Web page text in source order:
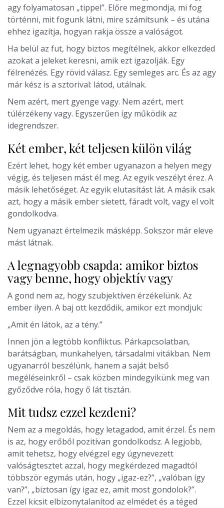
agy folyamatosan „tippel”. Előre megmondja, mi fog
történni, mit fogunk látni, mire számítsunk – és utána
ehhez igazítja, hogyan rakja össze a valóságot.
Ha belül az fut, hogy biztos megítélnek, akkor elkezded
azokat a jeleket keresni, amik ezt igazolják. Egy
félrenézés. Egy rövid válasz. Egy semleges arc. És az agy
már kész is a sztorival: látod, utálnak.
Nem azért, mert gyenge vagy. Nem azért, mert
túlérzékeny vagy. Egyszerűen így működik az
idegrendszer.
Két ember, két teljesen külön világ
Ezért lehet, hogy két ember ugyanazon a helyen megy
végig, és teljesen mást él meg. Az egyik veszélyt érez. A
másik lehetőséget. Az egyik elutasítást lát. A másik csak
azt, hogy a másik ember sietett, fáradt volt, vagy el volt
gondolkodva.
Nem ugyanazt értelmezik másképp. Sokszor már eleve
mást látnak.
A legnagyobb csapda: amikor biztos
vagy benne, hogy objektív vagy
A gond nem az, hogy szubjektíven érzékelünk. Az
ember ilyen. A baj ott kezdődik, amikor ezt mondjuk:
„Amit én látok, az a tény.”
Innen jön a legtöbb konfliktus. Párkapcsolatban,
barátságban, munkahelyen, társadalmi vitákban. Nem
ugyanarról beszélünk, hanem a saját belső
megéléseinkről – csak közben mindegyikünk meg van
győződve róla, hogy ő lát tisztán.
Mit tudsz ezzel kezdeni?
Nem az a megoldás, hogy letagadod, amit érzel. És nem
is az, hogy erőből pozitívan gondolkodsz. A legjobb,
amit tehetsz, hogy elvégzel egy úgynevezett
valóságtesztet azzal, hogy megkérdezed magadtól
többször egymás után, hogy „igaz-ez?”, „valóban így
van?”, „biztosan így igaz ez, amit most gondolok?”.
Ezzel kicsit elbizonytalanítod az elmédet és a téged